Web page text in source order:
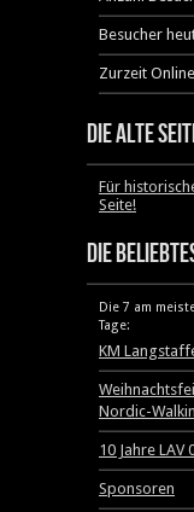
Besucher
Zurzeit
Die alte
Für
Seite!
Die
Die 7 am
Tage:
KM
Nordic-
10 Jahre LAV
Sponsoren